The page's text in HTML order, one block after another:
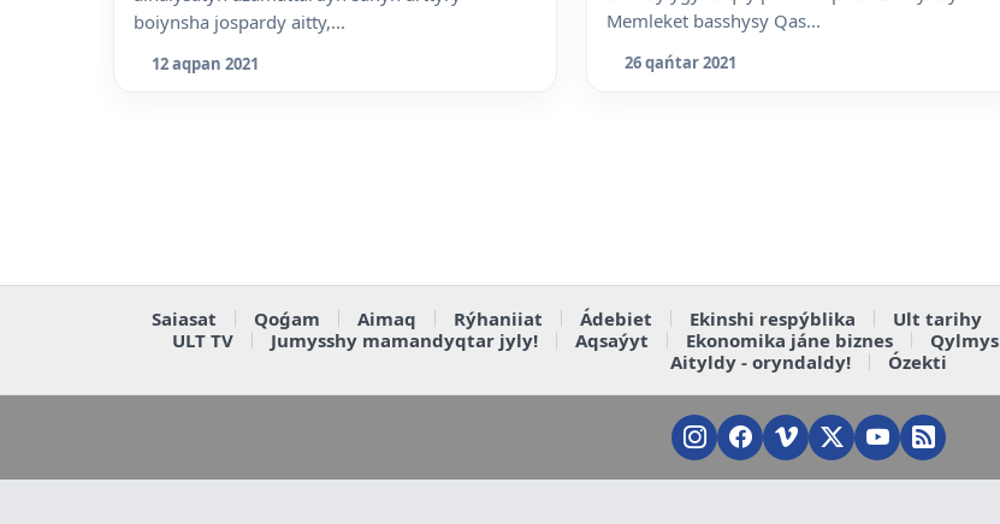
boiynsha jospardy aitty,...
12 aqpan 2021
Memleket basshysy Qas...
26 qańtar 2021
Saiasat Qoǵam Aimaq Rýhaniiat Ádebiet Ekinshi respýblika Ult tarihy
ULT TV
Jumysshy mamandyqtar jyly! Aqsaýyt Ekonomika jáne biznes Qylmys
Aityldy - oryndaldy!
Ózekti